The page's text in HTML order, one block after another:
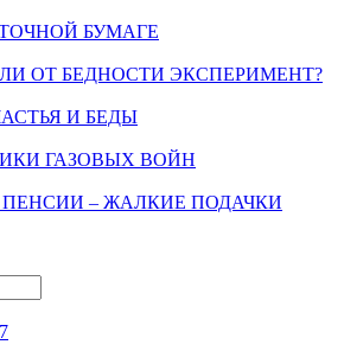
БУМАГЕ
ОТ БЕДНОСТИ ЭКСПЕРИМЕНТ?
И БЕДЫ
ГАЗОВЫХ ВОЙН
– ЖАЛКИЕ ПОДАЧКИ